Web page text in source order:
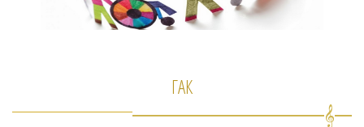
ГАК